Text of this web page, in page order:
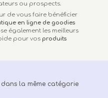
ou prospects.
de vous faire bénéficier
en ligne de goodies
également les meilleurs
pour vos produits
la même catégorie